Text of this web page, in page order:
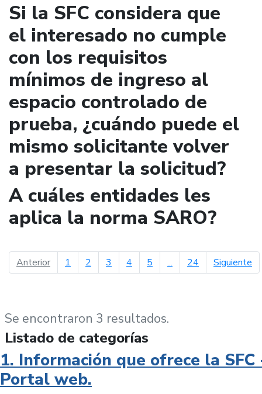
Si la SFC considera que
el interesado no cumple
con los requisitos
mínimos de ingreso al
espacio controlado de
prueba, ¿cuándo puede el
mismo solicitante volver
a presentar la solicitud?
A cuáles entidades les
aplica la norma SARO?
Anteriorpágina anterior
1 2 3 4 5 ... 24 Siguiente
Se encontraron 3 resultados.
Listado de categorías
1. Información que ofrece la SFC
Portal web.